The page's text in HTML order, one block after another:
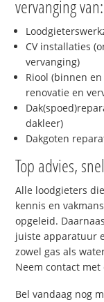
vervanging van:
CV installaties
vervanging)
Riool (binnen
renovatie en
dakleer)
Dakgoten
Top advies,
Alle loodgieters
kennis en
opgeleid.
juiste apparatuur
zowel gas als
Neem contact
Bel vandaag nog